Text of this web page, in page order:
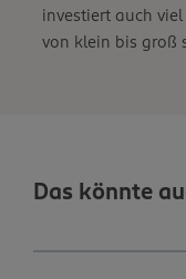
investiert auch
von klein bis groß
Das könnte